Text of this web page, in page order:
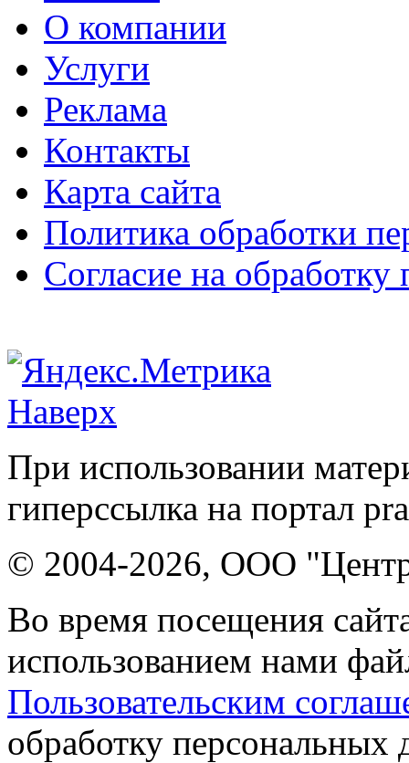
О компании
Услуги
Реклама
Контакты
Карта сайта
Политика обработки
Согласие на
Наверх
При использовании
гиперссылка на портал
© 2004-2026, ООО "Центр
Во время посещения
использованием нами
Пользовательским
обработку персональных